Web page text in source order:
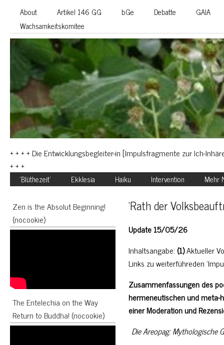
About Artikel 146 GG bGe Debatte
GAIA
Wachsamkeitskomitee
+ + + + Die Entwicklungsbegleiter-in [Impulsfragmente zur Ich-
+ + +
‘Blüthezeit’ Ekklesia Haiku Intervention Mehr
Zen is the Absolut Beginning!
(nocookie)
The Entelechia on the Way
Return to Buddha! (nocookie)
‘Rath der
Update 15/05/26
Inhaltsangabe: (1)Aktueller
Links zu weiterführeden
Zusammenfassungen des
hermeneutischen und meta-
einer Moderation und
Die Areopag: Mythologische